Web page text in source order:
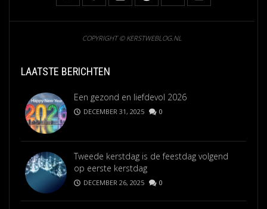
COPYRIGHT © KERSTWEBLOG.NL
LAATSTE BERICHTEN
Een gezond en liefdevol 2026
DECEMBER 31, 2025 0
Tweede kerstdag is de feestdag volgend
op eerste kerstdag
DECEMBER 26, 2025 0